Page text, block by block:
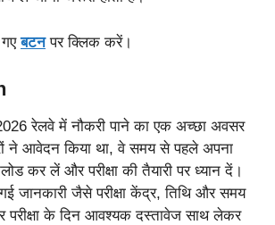
गएबटनपर क्लिक करें।
रेलवे में नौकरी पाने का एक अच्छा अवसर
ने आवेदन किया था, वे समय से पहले अपना
कर लें और परीक्षा की तैयारी पर ध्यान दें।
जानकारी जैसे परीक्षा केंद्र, तिथि और समय
परीक्षा के दिन आवश्यक दस्तावेज साथ लेकर